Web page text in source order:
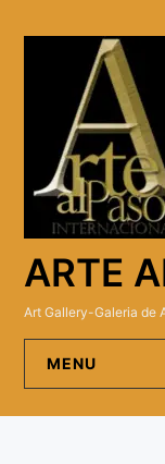
ARTE
Art Gallery-Galeria de
MENU